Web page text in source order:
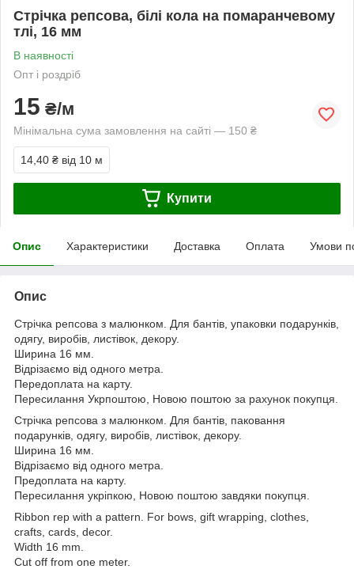
Стрічка репсова, білі кола на помаранчевому
тлі, 16 мм
В наявності
Опт і роздріб
15 ₴/м
Мінімальна сума замовлення на сайті — 150 ₴
14,40 ₴ від 10 м
Купити
Опис Характеристики Доставка Оплата Умови
Опис
Стрічка репсова з малюнком. Для бантів, упаковки подарунків,
одягу, виробів, листівок, декору.
Ширина 16 мм.
Відрізаємо від одного метра.
Передоплата на карту.
Пересилання Укрпоштою, Новою поштою за рахунок покупця.
Стрічка репсова з малюнком. Для бантів, паковання
подарунків, одягу, виробів, листівок, декору.
Ширина 16 мм.
Відрізаємо від одного метра.
Предоплата на карту.
Пересилання укріпкою, Новою поштою завдяки покупця.
Ribbon rep with a pattern. For bows, gift wrapping, clothes,
crafts, cards, decor.
Width 16 mm.
Cut off from one meter.